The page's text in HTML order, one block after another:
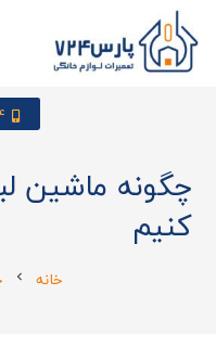
چگونه ماشین
کنیم
خانه chevron_left